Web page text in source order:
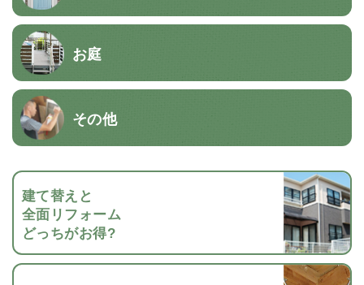
お庭
その他
建て替えと
全面リフォーム
どっちがお得?